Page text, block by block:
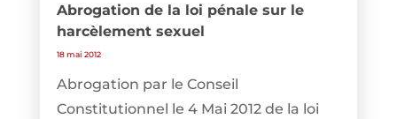
Abrogation de la loi pénale sur le
harcèlement sexuel
18 mai 2012
Abrogation par le Conseil
Constitutionnel le 4 Mai 2012 de la loi